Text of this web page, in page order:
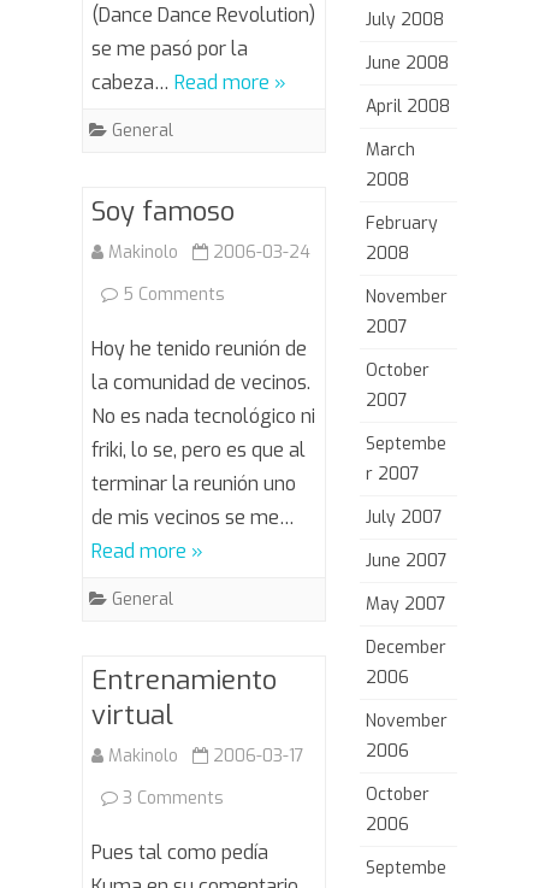
(Dance Dance Revolution)
se me pasó por la
cabeza… Read more »
General
Soy famoso
Makinolo
2006-03-24
5 Comments
famoso
Hoy he tenido reunión de
la comunidad de vecinos.
No es nada tecnológico ni
friki, lo se, pero es que al
terminar la reunión uno
de mis vecinos se me…
Read more »
General
Entrenamiento
virtual
Makinolo
2006-03-17
3 Comments
Entrenamiento
virtual
Pues tal como pedía
July 2008
June 2008
April 2008
March
2008
February
2008
November
2007
October
2007
Septembe
r 2007
July 2007
June 2007
May 2007
December
2006
November
2006
October
2006
Septembe